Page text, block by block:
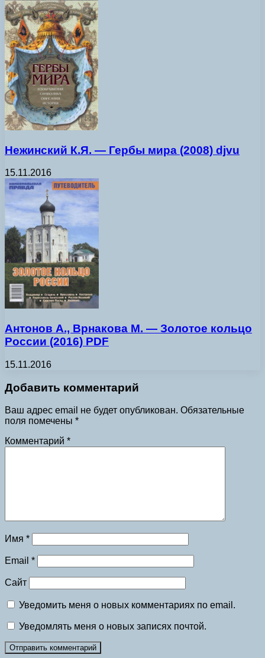
Нежинский К.Я. — Гербы мира (2008) djvu
15.11.2016
Антонов А., Врнакова М. — Золотое кольцо
России (2016) PDF
15.11.2016
Добавить комментарий
Ваш адрес email не будет опубликован. Обязательные
поля помечены *
Комментарий *
Имя *
Email *
Сайт
Уведомить меня о новых комментариях по email.
Уведомлять меня о новых записях почтой.